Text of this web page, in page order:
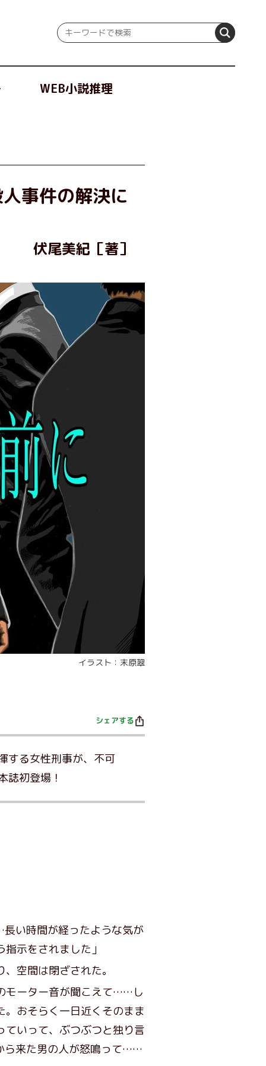
WEB小説推理
事件の解決に
伏尾美紀［著］
イラスト：末原翠
シェアする
する女性刑事が、不可
初登場！
い時間が経ったような気が
示をされました」
空間は閉ざされた。
モーター音が聞こえて……し
おそらく一日近くそのまま
いって、ぶつぶつと独り言
ら来た男の人が怒鳴って……